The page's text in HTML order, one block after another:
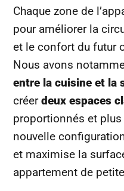
Chaque zone de
pour améliorer la
et le confort du futur
Nous avons
entre la cuisine et la
créerdeux espaces
proportionnés et
nouvelle
et maximise la
appartement de